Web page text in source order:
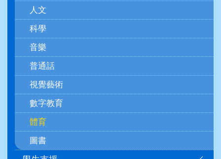
人文
科學
音樂
普通話
視覺藝術
數字教育
體育
圖書